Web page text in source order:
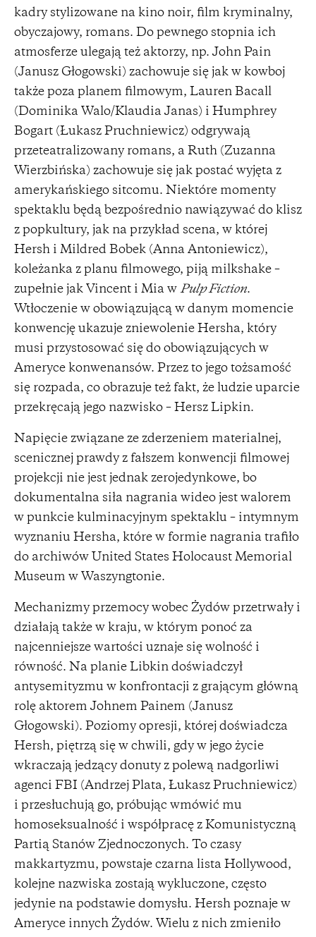
kadry stylizowane na kino noir, film kryminalny,
obyczajowy, romans. Do pewnego stopnia ich
atmosferze ulegają też aktorzy, np. John Pain
(Janusz Głogowski) zachowuje się jak w kowboj
także poza planem filmowym, Lauren Bacall
(Dominika Walo/Klaudia Janas) i Humphrey
Bogart (Łukasz Pruchniewicz) odgrywają
przeteatralizowany romans, a Ruth (Zuzanna
Wierzbińska) zachowuje się jak postać wyjęta z
amerykańskiego sitcomu. Niektóre momenty
spektaklu będą bezpośrednio nawiązywać do klisz
z popkultury, jak na przykład scena, w której
Hersh i Mildred Bobek (Anna Antoniewicz),
koleżanka z planu filmowego, piją milkshake –
zupełnie jak Vincent i Mia w Pulp Fiction.
Wtłoczenie w obowiązującą w danym momencie
konwencję ukazuje zniewolenie Hersha, który
musi przystosować się do obowiązujących w
Ameryce konwenansów. Przez to jego tożsamość
się rozpada, co obrazuje też fakt, że ludzie uparcie
przekręcają jego nazwisko – Hersz Lipkin.
Napięcie związane ze zderzeniem materialnej,
scenicznej prawdy z fałszem konwencji filmowej
projekcji nie jest jednak zerojedynkowe, bo
dokumentalna siła nagrania wideo jest walorem
w punkcie kulminacyjnym spektaklu – intymnym
wyznaniu Hersha, które w formie nagrania trafiło
do archiwów United States Holocaust Memorial
Museum w Waszyngtonie.
Mechanizmy przemocy wobec Żydów przetrwały i
działają także w kraju, w którym ponoć za
najcenniejsze wartości uznaje się wolność i
równość. Na planie Libkin doświadczył
antysemityzmu w konfrontacji z grającym główną
rolę aktorem Johnem Painem (Janusz
Głogowski). Poziomy opresji, której doświadcza
Hersh, piętrzą się w chwili, gdy w jego życie
wkraczają jedzący donuty z polewą nadgorliwi
agenci FBI (Andrzej Plata, Łukasz Pruchniewicz)
i przesłuchują go, próbując wmówić mu
homoseksualność i współpracę z Komunistyczną
Partią Stanów Zjednoczonych. To czasy
makkartyzmu, powstaje czarna lista Hollywood,
kolejne nazwiska zostają wykluczone, często
jedynie na podstawie domysłu. Hersh poznaje w
Ameryce innych Żydów. Wielu z nich zmieniło